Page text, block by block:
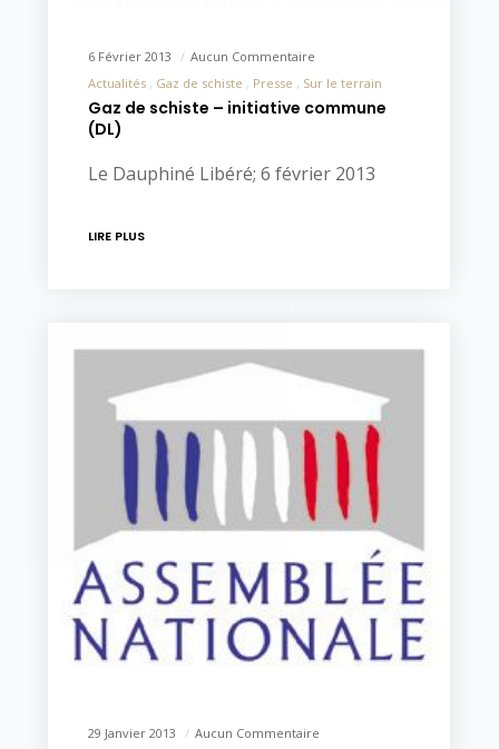
6 Février 2013
Aucun Commentaire
Actualités
Gaz de schiste Presse Sur le terrain
Gaz de schiste – initiative commune
(DL)
Le Dauphiné Libéré; 6 février 2013
LIRE PLUS
29 Janvier 2013
Aucun Commentaire